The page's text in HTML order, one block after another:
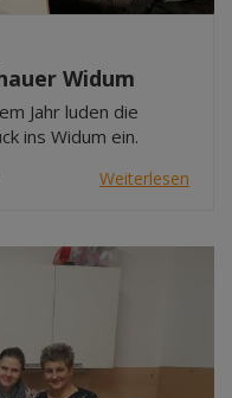
Widum
Jahr luden die
ins Widum ein.
Weiterlesen